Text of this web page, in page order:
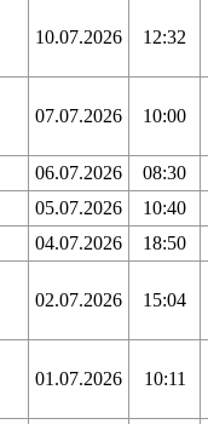
10.07.2026 12:32
07.07.2026 10:00
06.07.2026 08:30
05.07.2026 10:40
04.07.2026 18:50
02.07.2026 15:04
01.07.2026 10:11